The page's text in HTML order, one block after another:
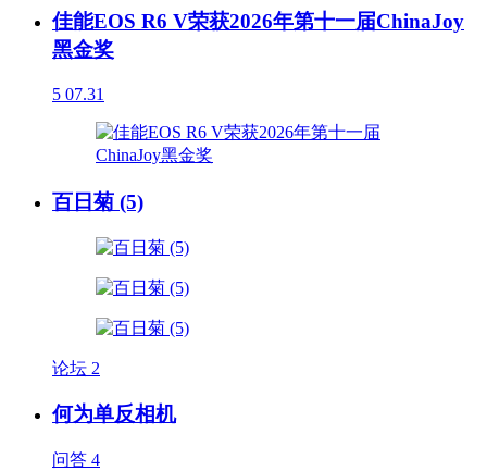
佳能EOS R6 V荣获2026年第十一届ChinaJoy
黑金奖
5 07.31
百日菊 (5)
论坛 2
何为单反相机
问答 4